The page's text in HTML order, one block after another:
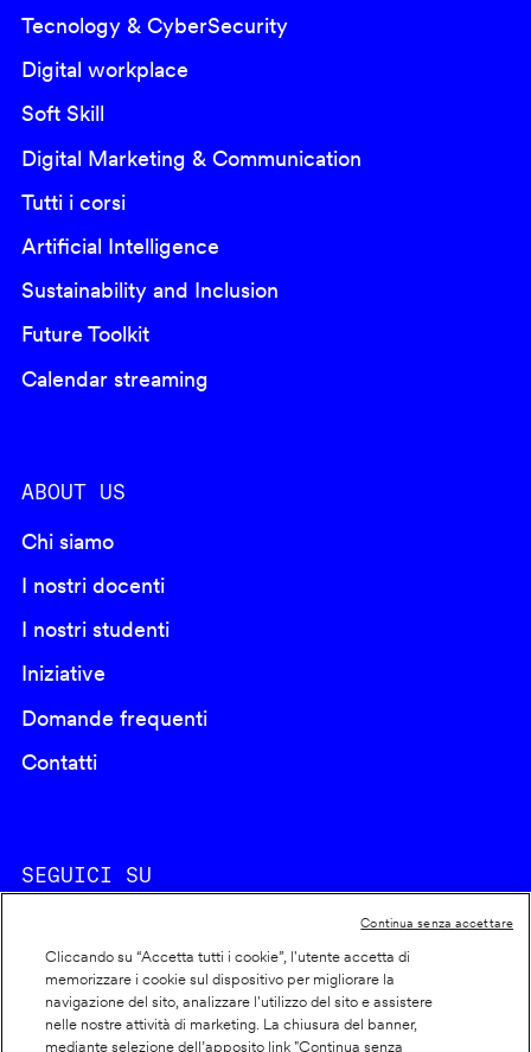
Tecnology & CyberSecurity
Digital workplace
Soft Skill
Digital Marketing & Communication
Tutti i corsi
Artificial Intelligence
Sustainability and Inclusion
Future Toolkit
Calendar streaming
ABOUT US
Chi siamo
I nostri docenti
I nostri studenti
Iniziative
Domande frequenti
Contatti
SEGUICI SU
Cookie policy
Cliccando su “Accetta tutti i cookie”, l'utente accetta di
memorizzare i cookie sul dispositivo per migliorare la
navigazione del sito, analizzare l'utilizzo del sito e assistere
nelle nostre attività di marketing. La chiusura del banner,
mediante selezione dell’apposito link "Continua senza
Continua senza accettare